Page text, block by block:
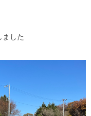
ました